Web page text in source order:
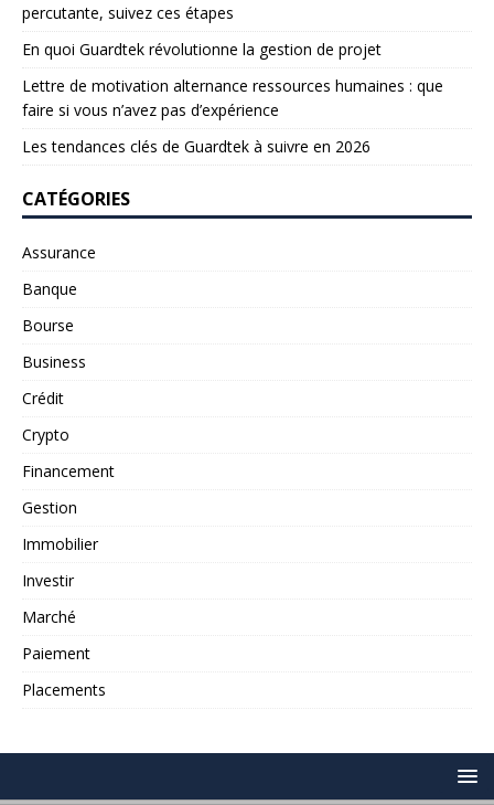
percutante, suivez ces étapes
En quoi Guardtek révolutionne la gestion de projet
Lettre de motivation alternance ressources humaines : que
faire si vous n’avez pas d’expérience
Les tendances clés de Guardtek à suivre en 2026
CATÉGORIES
Assurance
Banque
Bourse
Business
Crédit
Crypto
Financement
Gestion
Immobilier
Investir
Marché
Paiement
Placements